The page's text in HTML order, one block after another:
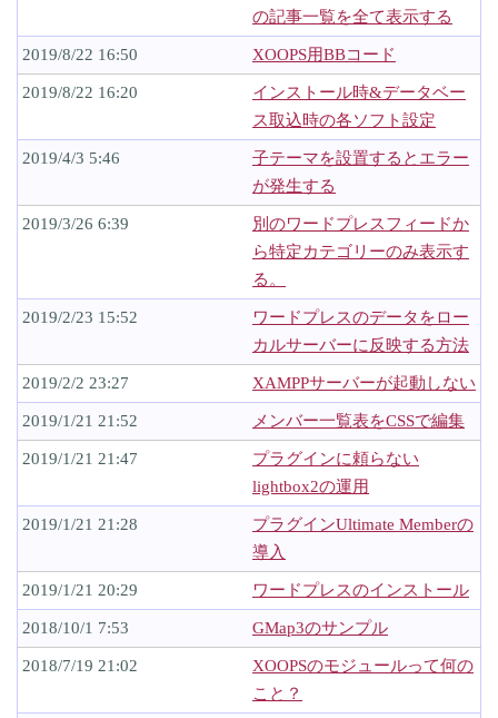
の記事一覧を全て表示する
2019/8/22 16:50 XOOPS用BBコード
2019/8/22 16:20
インストール時&データベー
ス取込時の各ソフト設定
2019/4/3 5:46
子テーマを設置するとエラー
が発生する
2019/3/26 6:39
別のワードプレスフィードか
ら特定カテゴリーのみ表示す
る。
2019/2/23 15:52
ワードプレスのデータをロー
カルサーバーに反映する方法
2019/2/2 23:27 XAMPPサーバーが起動しない
2019/1/21 21:52 メンバー一覧表をCSSで編集
2019/1/21 21:47
プラグインに頼らない
lightbox2の運用
2019/1/21 21:28
プラグインUltimate Memberの
導入
2019/1/21 20:29 ワードプレスのインストール
2018/10/1 7:53 GMap3のサンプル
2018/7/19 21:02
XOOPSのモジュールって何の
こと？